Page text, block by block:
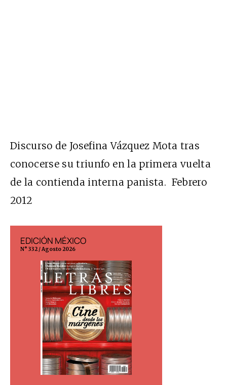
Discurso de Josefina Vázquez Mota tras
conocerse su triunfo en la primera vuelta
de la contienda interna panista. Febrero
2012
EDICIÓN MÉXICO
N° 332 / Agosto 2026